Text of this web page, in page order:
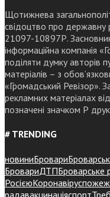
Щотижнева
свідоцтво про
21097-10897Р.
інформаційна компанія
поділяти думку авторів
матеріалів – з
«Громадський Ревізор».
рекламних матеріалах
позначені значком Р
# TRENDING
новиниБровари
БровариДТПБроварське
РосієюКоронавірус
радавакцинаціяспорт